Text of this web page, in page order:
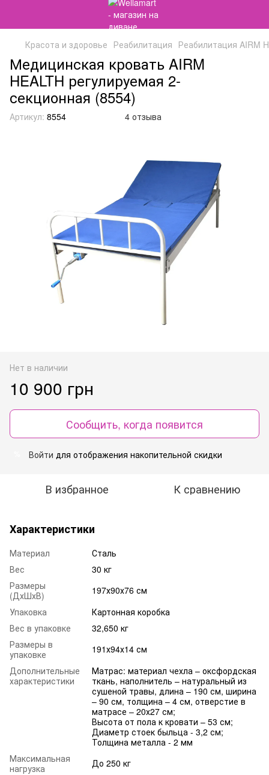
Красота и здоровье Реабилитация Реабилитация AIRM
Медицинская кровать AIRM
HEALTH регулируемая 2-
секционная (8554)
Артикул: 8554 4 отзыва
Нет в наличии
10 900 грн
Сообщить, когда появится
Войти для отображения накопительной скидки
В избранное К сравнению
Характеристики
Материал
Сталь
Вес
30 кг
Размеры
(ДхШхВ)
197х90х76 см
Упаковка
Картонная коробка
Вес в упаковке
32,650 кг
Размеры в
упаковке
191х94х14 см
Дополнительные
характеристики
Матрас: материал чехла – оксфордская
ткань, наполнитель – натуральный из
сушеной травы, длина – 190 см, ширина
– 90 см, толщина – 4 см, отверстие в
матрасе – 20х27 см;
Высота от пола к кровати – 53 см;
Диаметр стоек быльца - 3,2 см;
Толщина металла - 2 мм
Максимальная
нагрузка
До 250 кг